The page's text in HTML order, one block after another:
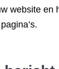
website en